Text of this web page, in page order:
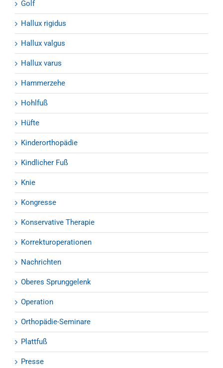
Golf
Hallux rigidus
Hallux valgus
Hallux varus
Hammerzehe
Hohlfuß
Hüfte
Kinderorthopädie
Kindlicher Fuß
Knie
Kongresse
Konservative Therapie
Korrekturoperationen
Nachrichten
Oberes Sprunggelenk
Operation
Orthopädie-Seminare
Plattfuß
Presse